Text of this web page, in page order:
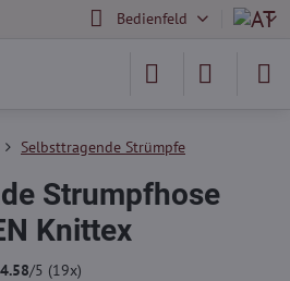
Bedienfeld
Selbsttragende Strümpfe
Strumpfhose
Knittex
4.58/5 (19x)